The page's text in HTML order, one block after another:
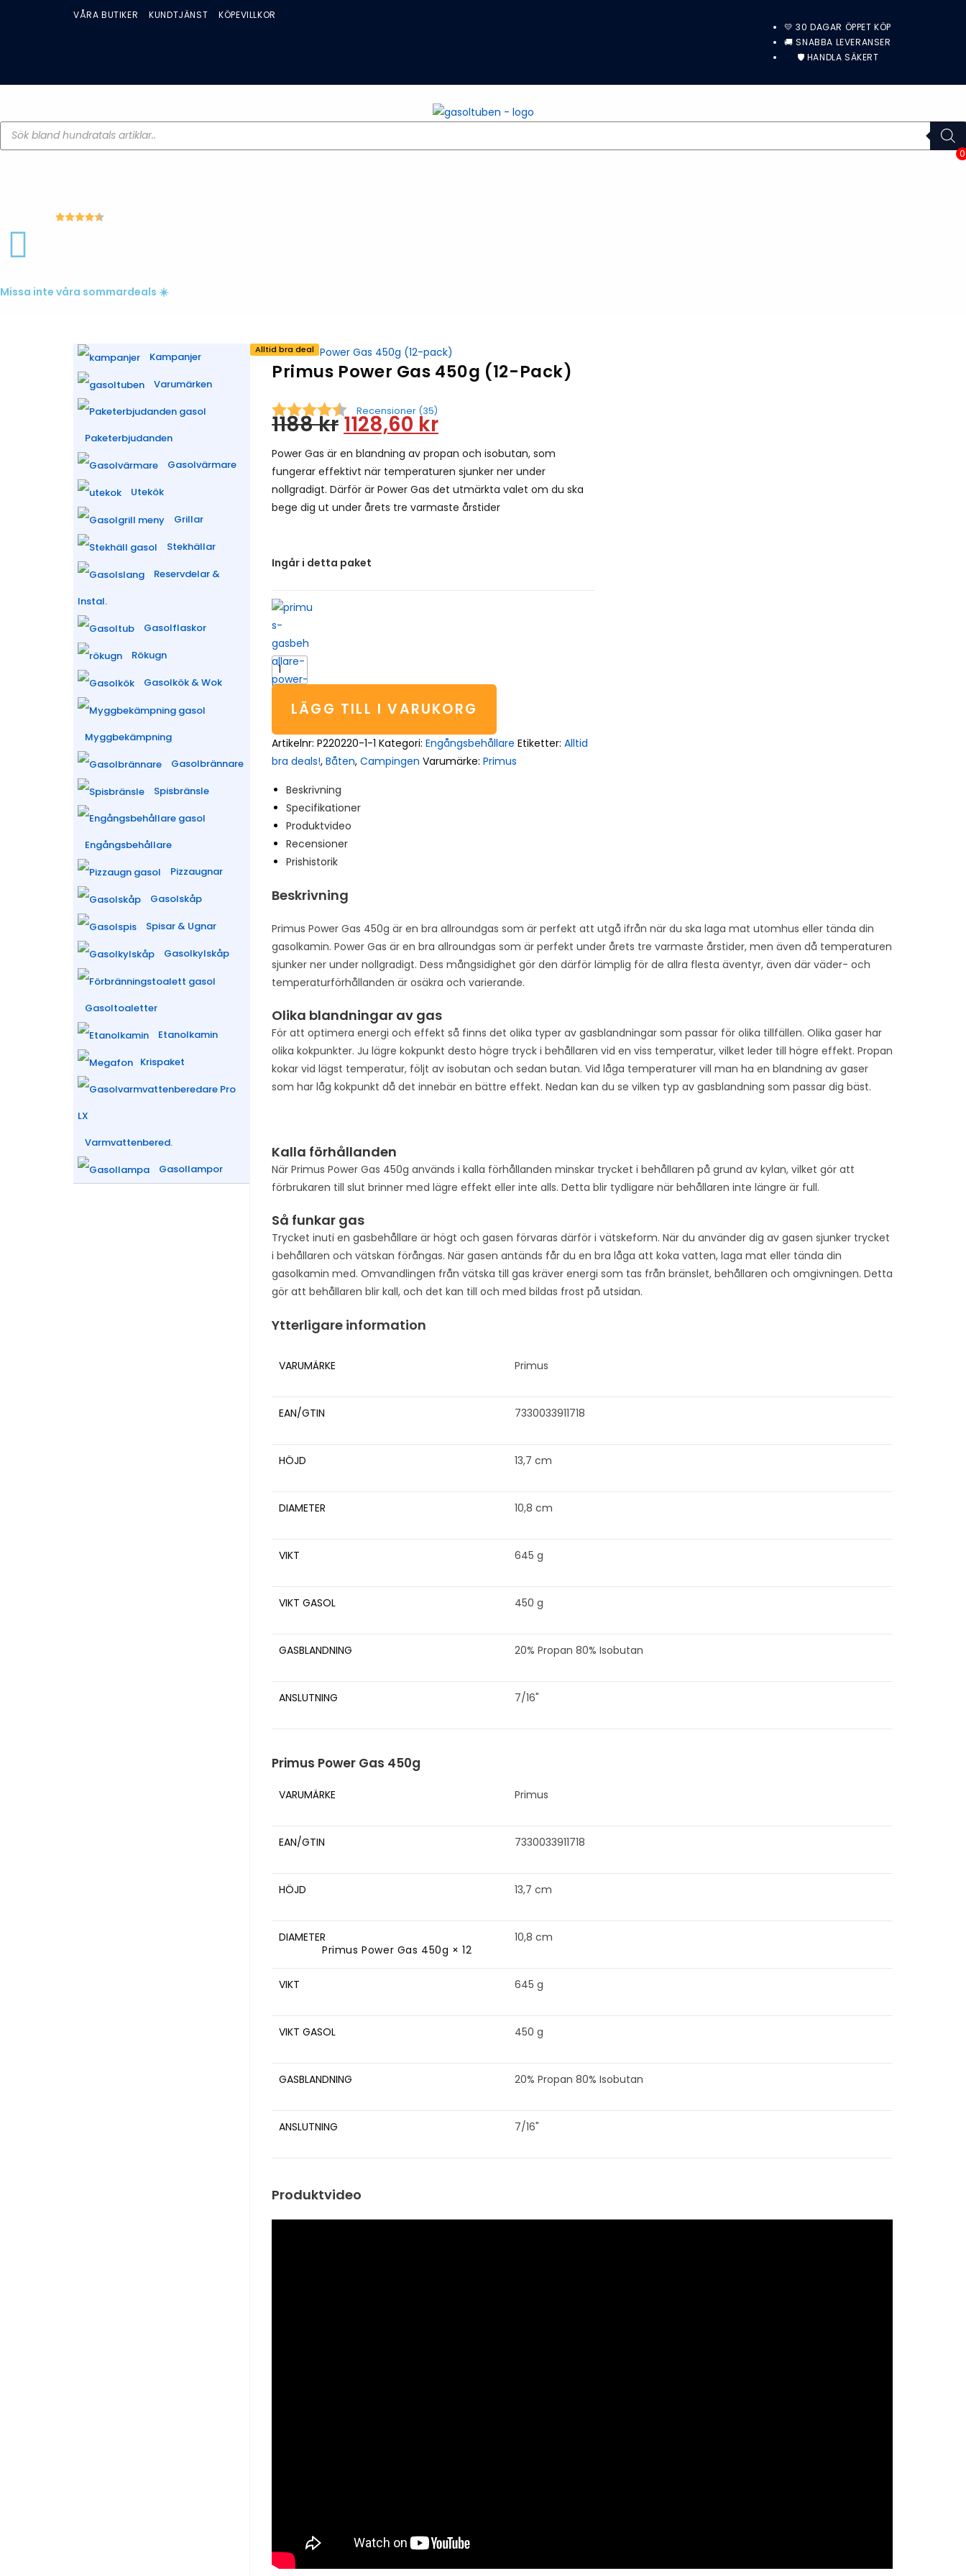
VÅRA BUTIKER KUNDTJÄNST
KÖPEVILLKOR
💛 30 DAGAR ÖPPET KÖP
🚚 SNABBA LEVERANSER
🛡️ HANDLA SÄKERT
0
Missa inte våra sommardeals ☀️
Alltid bra deal
Primus Power Gas 450g (12-Pack)
Snittbetyg:
Recensioner (35)
1188kr1128,60 kr
Power Gas är en blandning av propan och isobutan, som
fungerar effektivt när temperaturen sjunker ner under
nollgradigt. Därför är Power Gas det utmärkta valet om du ska
bege dig ut under årets tre varmaste årstider
Ingår i detta paket
Primus Power Gas 450g × 12
LÄGG TILL I VARUKORG
Artikelnr: P220220-1-1 Kategori: Engångsbehållare Etiketter: Alltid
bra deals!, Båten, Campingen Varumärke: Primus
Beskrivning
Specifikationer
Produktvideo
Recensioner
Prishistorik
Beskrivning
Primus Power Gas 450g är en bra allroundgas som är perfekt att utgå ifrån när du ska laga mat utomhus eller tända din
gasolkamin. Power Gas är en bra allroundgas som är perfekt under årets tre varmaste årstider, men även då temperaturen
sjunker ner under nollgradigt. Dess mångsidighet gör den därför lämplig för de allra flesta äventyr, även där väder- och
temperaturförhållanden är osäkra och varierande.
Olika blandningar av gas
För att optimera energi och effekt så finns det olika typer av gasblandningar som passar för olika tillfällen. Olika gaser har
olika kokpunkter. Ju lägre kokpunkt desto högre tryck i behållaren vid en viss temperatur, vilket leder till högre effekt. Propan
kokar vid lägst temperatur, följt av isobutan och sedan butan. Vid låga temperaturer vill man ha en blandning av gaser
som har låg kokpunkt då det innebär en bättre effekt. Nedan kan du se vilken typ av gasblandning som passar dig bäst.
Kalla förhållanden
När Primus Power Gas 450g används i kalla förhållanden minskar trycket i behållaren på grund av kylan, vilket gör att
förbrukaren till slut brinner med lägre effekt eller inte alls. Detta blir tydligare när behållaren inte längre är full.
Så funkar gas
Trycket inuti en gasbehållare är högt och gasen förvaras därför i vätskeform. När du använder dig av gasen sjunker trycket
i behållaren och vätskan förångas. När gasen antänds får du en bra låga att koka vatten, laga mat eller tända din
gasolkamin med. Omvandlingen från vätska till gas kräver energi som tas från bränslet, behållaren och omgivningen. Detta
gör att behållaren blir kall, och det kan till och med bildas frost på utsidan.
Ytterligare information
VARUMÄRKE Primus
EAN/GTIN 7330033911718
HÖJD 13,7 cm
DIAMETER 10,8 cm
VIKT 645 g
VIKT GASOL 450 g
GASBLANDNING 20% Propan 80% Isobutan
ANSLUTNING 7/16"
Primus Power Gas 450g
VARUMÄRKE Primus
EAN/GTIN 7330033911718
HÖJD 13,7 cm
DIAMETER 10,8 cm
VIKT 645 g
VIKT GASOL 450 g
GASBLANDNING 20% Propan 80% Isobutan
ANSLUTNING 7/16"
Produktvideo
Kampanjer
Varumärken
Paketerbjudanden
Gasolvärmare
Utekök
Grillar
Stekhällar
Reservdelar &
Instal.
Gasolflaskor
Rökugn
Gasolkök & Wok
Myggbekämpning
Gasolbrännare
Spisbränsle
Engångsbehållare
Pizzaugnar
Gasolskåp
Spisar & Ugnar
Gasolkylskåp
Gasoltoaletter
Etanolkamin
Krispaket
Varmvattenbered.
Gasollampor